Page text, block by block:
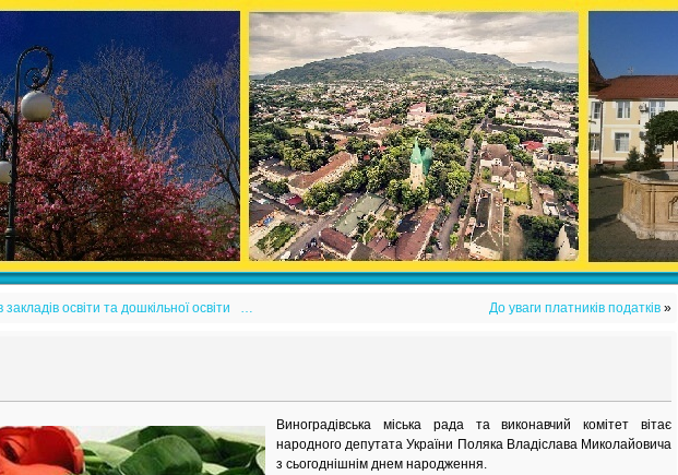
освіти та дошкільної освіти … До уваги платників податків »
Виноградівська міська рада та виконавчий комітет вітає
народного депутата України Поляка Владіслава Миколайовича
з сьогоднішнім днем народження.